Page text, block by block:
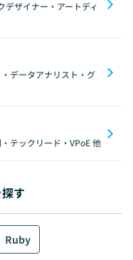
ザイナー・アートディ
データアナリスト・グ
テックリード・VPoE他
す
Ruby